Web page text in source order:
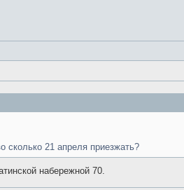
сколько 21 апреля приезжать?
набережной 70.